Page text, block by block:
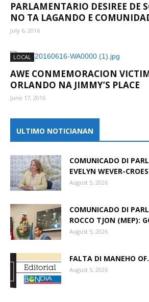
Noticia
PARLAMENTARIO DESIREE DE
NO TA LAGANDO E
July 6, 2016
LOCAL
AWE CONMEMORACION
ORLANDO NA JIMMY’S PLACE
June 17, 2016
ULTIMO NOTICIANAN
COMUNICADO DI
EVELYN WEVER-
August 5, 2026
COMUNICADO DI
ROCCO TJON (MEP):
August 5, 2026
FALTA DI MANEHO
August 5, 2026